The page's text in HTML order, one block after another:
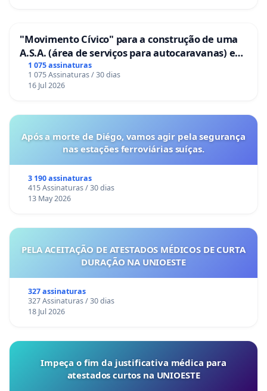
"Movimento Cívico" para a construção de uma
A.S.A. (área de serviços para autocaravanas) em
Coimbra
1 075 assinaturas
1 075 Assinaturas / 30 dias
16 Jul 2026
Após a morte de Diégo, vamos agir pela segurança
nas estações ferroviárias suíças.
3 190 assinaturas
415 Assinaturas / 30 dias
13 May 2026
PELA ACEITAÇÃO DE ATESTADOS MÉDICOS DE CURTA
DURAÇÃO NA UNIOESTE
327 assinaturas
327 Assinaturas / 30 dias
18 Jul 2026
Impeça o fim da justificativa médica para
atestados curtos na UNIOESTE